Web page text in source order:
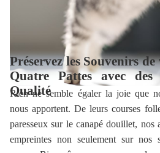
Préservez les Souvenirs
Quatre Pattes avec
Qualité
Rien ne semble égaler la joie que
nous apportent. De leurs courses
paresseux sur le canapé douillet, nos
empreintes non seulement sur nos